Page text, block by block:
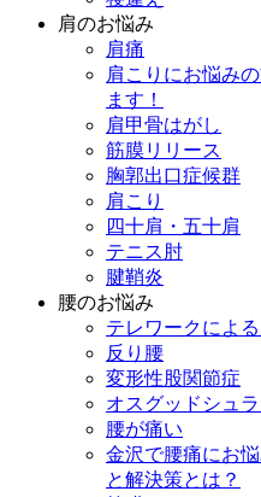
肩のお悩み
肩痛
肩こりにお悩み
ます！
肩甲骨はがし
筋膜リリース
胸郭出口症候群
肩こり
四十肩・五十肩
テニス肘
腱鞘炎
腰のお悩み
テレワークによ
反り腰
変形性股関節症
オスグッドシュ
腰が痛い
金沢で腰痛にお
と解決策とは？